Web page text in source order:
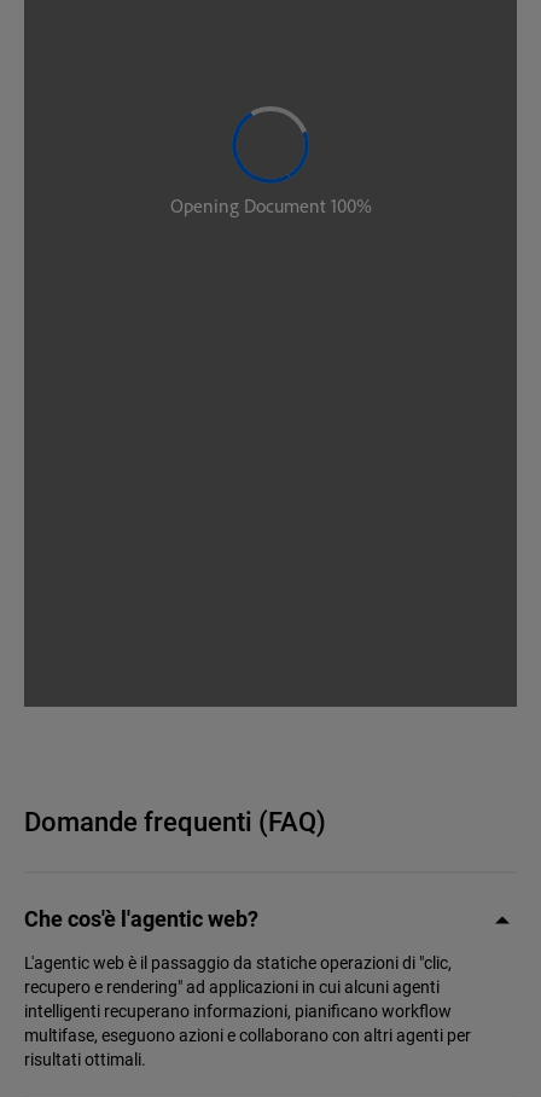
Domande frequenti (FAQ)
Che cos'è l'agentic web?
L'agentic web è il passaggio da statiche operazioni di "clic,
recupero e rendering" ad applicazioni in cui alcuni agenti
intelligenti recuperano informazioni, pianificano workflow
multifase, eseguono azioni e collaborano con altri agenti per
risultati ottimali.